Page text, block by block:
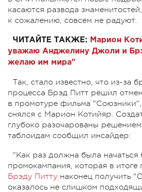
касаются развода
к сожалению, совсем не радуют.
ЧИТАЙТЕ ТАКЖЕ: Марион
уважаю Анджелину Джоли и
желаю им мира"
Так, стало известно, что из-за
процесса Брэд Питт решил
в промотуре фильма
снялся с Марион Котийяр.
глубоко разочарованы
таблоидам сообщил инсайдер:
"Как раз должна была начаться
промокампания, которая в итоге
Брэду Питту наконец получить
оказалось не слишком